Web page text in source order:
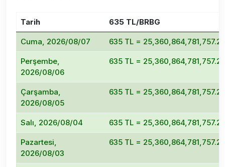
Tarih 635 TL/BRBG
Cuma, 2026/08/07 635 TL =
Perşembe,
2026/08/06
635 TL =
Çarşamba,
2026/08/05
635 TL =
Salı, 2026/08/04 635 TL =
Pazartesi,
2026/08/03
635 TL =